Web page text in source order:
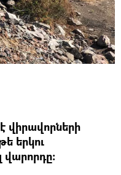
վիրավորների
երկու
վարորդը: